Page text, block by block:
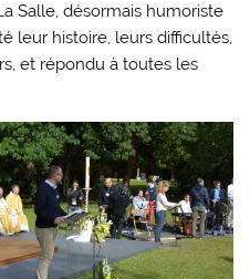
Salle, désormais humoriste
leur histoire, leurs difficultés,
et répondu à toutes les